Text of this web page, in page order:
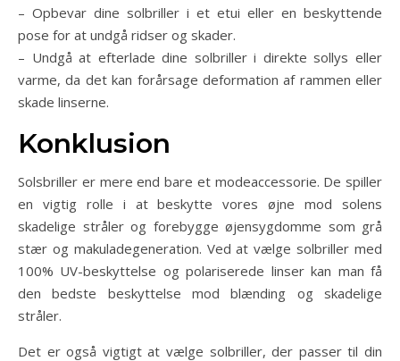
– Opbevar dine solbriller i et etui eller en beskyttende
pose for at undgå ridser og skader.
– Undgå at efterlade dine solbriller i direkte sollys eller
varme, da det kan forårsage deformation af rammen eller
skade linserne.
Konklusion
Solsbriller er mere end bare et modeaccessorie. De spiller
en vigtig rolle i at beskytte vores øjne mod solens
skadelige stråler og forebygge øjensygdomme som grå
stær og makuladegeneration. Ved at vælge solbriller med
100% UV-beskyttelse og polariserede linser kan man få
den bedste beskyttelse mod blænding og skadelige
stråler.
Det er også vigtigt at vælge solbriller, der passer til din